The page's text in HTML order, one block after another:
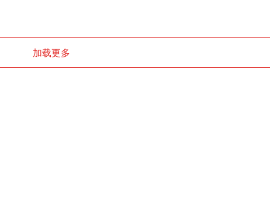
加载更多